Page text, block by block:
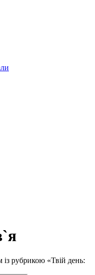
із рубрикою «Твій день: